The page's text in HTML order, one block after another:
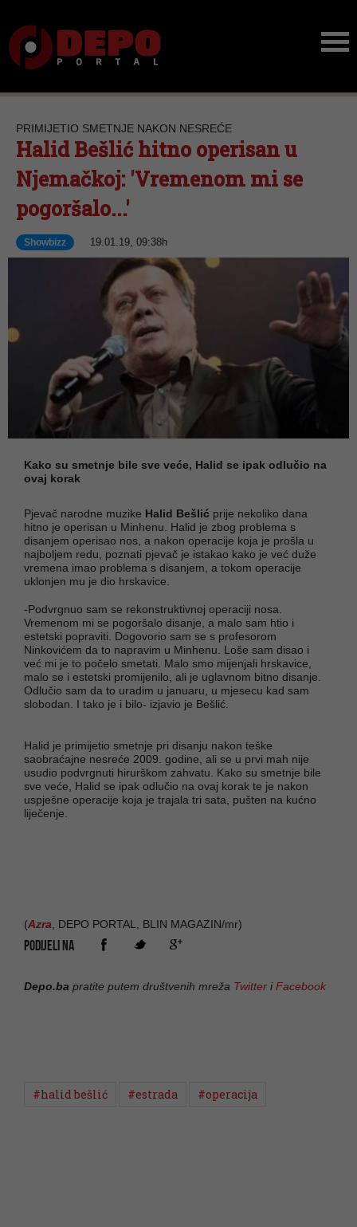
PRIMIJETIO SMETNJE NAKON NESREĆE
Halid Bešlić hitno operisan u
Njemačkoj: 'Vremenom mi se
pogoršalo...'
Showbizz 19.01.19, 09:38h
Kako su smetnje bile sve veće, Halid se ipak odlučio na
ovaj korak
Pjevač narodne muzike Halid Bešlić prije nekoliko dana
hitno je operisan u Minhenu. Halid je zbog problema s
disanjem operisao nos, a nakon operacije koja je prošla u
najboljem redu, poznati pjevač je istakao kako je već duže
vremena imao problema s disanjem, a tokom operacije
uklonjen mu je dio hrskavice.
-Podvrgnuo sam se rekonstruktivnoj operaciji nosa.
Vremenom mi se pogoršalo disanje, a malo sam htio i
estetski popraviti. Dogovorio sam se s profesorom
Ninkovićem da to napravim u Minhenu. Loše sam disao i
već mi je to počelo smetati. Malo smo mijenjali hrskavice,
malo se i estetski promijenilo, ali je uglavnom bitno disanje.
Odlučio sam da to uradim u januaru, u mjesecu kad sam
slobodan. I tako je i bilo- izjavio je Bešlić.
Halid je primijetio smetnje pri disanju nakon teške
saobraćajne nesreće 2009. godine, ali se u prvi mah nije
usudio podvrgnuti hirurškom zahvatu. Kako su smetnje bile
sve veće, Halid se ipak odlučio na ovaj korak te je nakon
uspješne operacije koja je trajala tri sata, pušten na kućno
liječenje.
(Azra , DEPO PORTAL, BLIN MAGAZIN/mr)
PODIJELI NA
Depo.ba pratite putem društvenih mreža Twitter iFacebook
#halid bešlić #estrada #operacija